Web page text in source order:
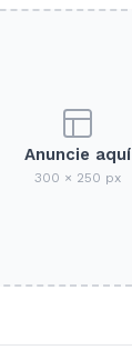
Anuncie aquí
300 × 250 px